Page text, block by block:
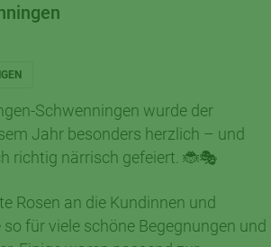
Schwenningen wurde der
Jahr besonders herzlich – und
richtig närrisch gefeiert. 🐞🎭
Rosen an die Kundinnen und
für viele schöne Begegnungen und